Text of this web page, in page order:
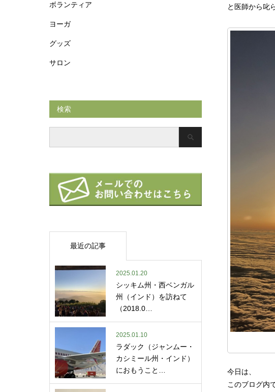
と医師から叱
今日は、
このブログ内
ボランティア
ヨーガ
グッズ
サロン
検索
最近の記事
2025.01.20
シッキム州・西ベンガル
州（インド）を訪ねて
（2018.0…
2025.01.10
ラダック（ジャンムー・
カシミール州・インド）
におもうこと…